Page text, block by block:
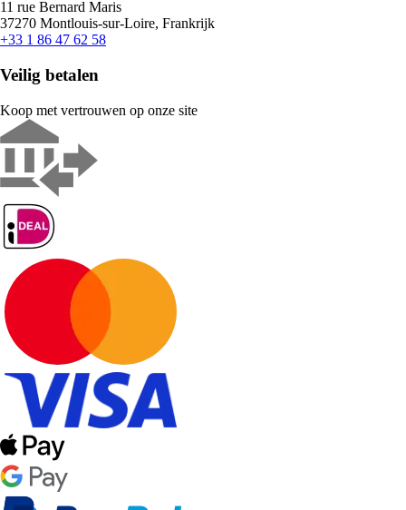
11 rue Bernard Maris
37270 Montlouis-sur-Loire, Frankrijk
+33 1 86 47 62 58
Veilig betalen
Koop met vertrouwen op onze site